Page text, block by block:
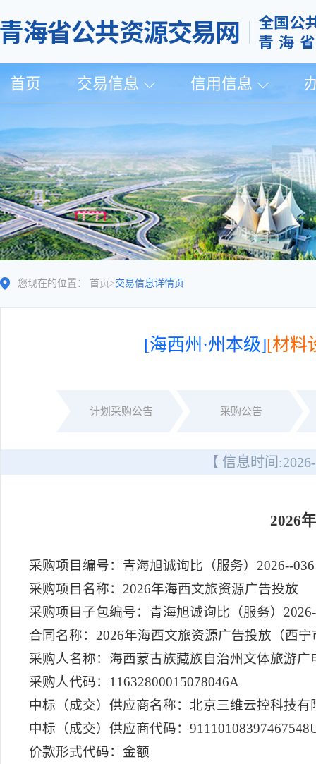
首页 交易信息 信用信息
您现在的位置： 首页 >交易信息详情页
[海西州·州本级][材料
计划采购公告 采购公告
【 信息时间:
2026
采购项目编号：青海旭诚询比（服务）2026--036
采购项目名称：2026年海西文旅资源广告投放
采购项目子包编号：青海旭诚询比（服务）
合同名称：2026年海西文旅资源广告投放（西
采购人名称：海西蒙古族藏族自治州文体旅游广
采购人代码：11632800015078046A
中标（成交）供应商名称：北京三维云控科技有
中标（成交）供应商代码：
价款形式代码：金额